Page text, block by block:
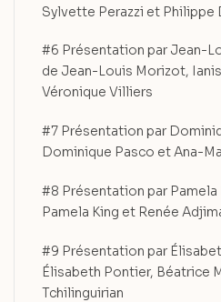
Sylvette Perazzi et Philippe
#6 Présentation par Jean-
de Jean-Louis Morizot,
Véronique Villiers
#7 Présentation par
Dominique Pasco et Ana-
#8 Présentation par Pamela
Pamela King et Renée
#9 Présentation par
Élisabeth Pontier, Béatrice
Tchilinguirian